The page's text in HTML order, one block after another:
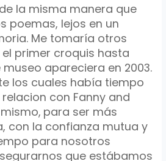
la misma manera que
poemas, lejos en un
Me tomaría otros
primer croquis hasta
apareciera en 2003.
los cuales había tiempo
relacion con Fanny and
para ser más
con la confianza mutua y
para nosotros
que estábamos